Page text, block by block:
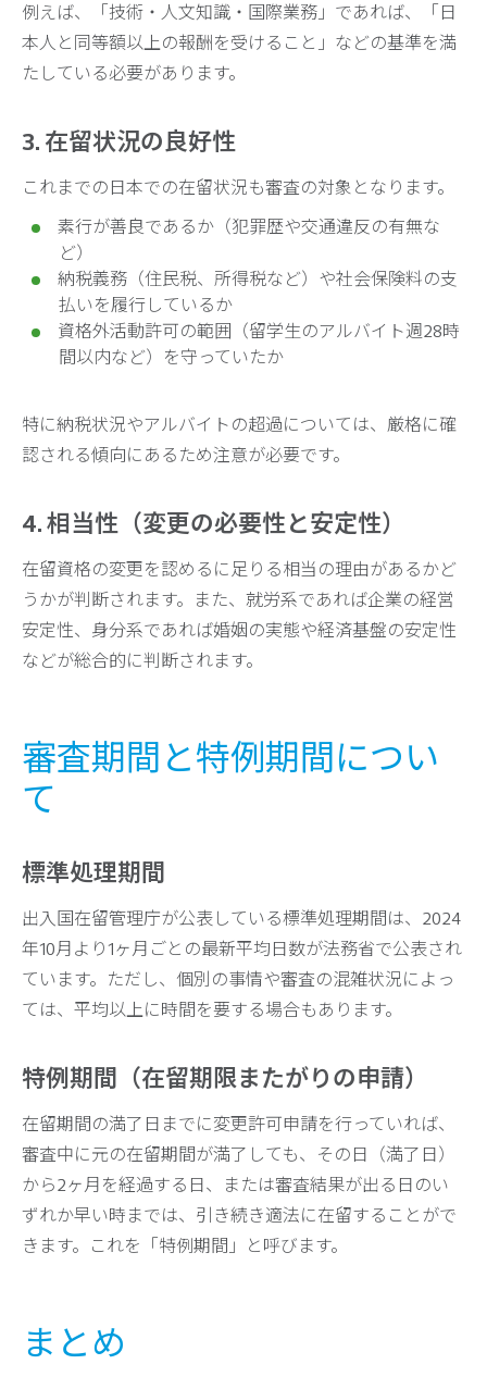
例えば、「技術・人文知識・国際業務」であれば、「日
本人と同等額以上の報酬を受けること」などの基準を満
たしている必要があります。
3. 在留状況の良好性
これまでの日本での在留状況も審査の対象となります。
素行が善良であるか（犯罪歴や交通違反の有無な
ど）
納税義務（住民税、所得税など）や社会保険料の支
払いを履行しているか
資格外活動許可の範囲（留学生のアルバイト週28時
間以内など）を守っていたか
特に納税状況やアルバイトの超過については、厳格に確
認される傾向にあるため注意が必要です。
4. 相当性（変更の必要性と安定性）
在留資格の変更を認めるに足りる相当の理由があるかど
うかが判断されます。また、就労系であれば企業の経営
安定性、身分系であれば婚姻の実態や経済基盤の安定性
などが総合的に判断されます。
審査期間と特例期間につい
て
標準処理期間
出入国在留管理庁が公表している標準処理期間は、2024
年10月より1ヶ月ごとの最新平均日数が法務省で公表され
ています。ただし、個別の事情や審査の混雑状況によっ
ては、平均以上に時間を要する場合もあります。
特例期間（在留期限またがりの申請）
在留期間の満了日までに変更許可申請を行っていれば、
審査中に元の在留期間が満了しても、その日（満了日）
から2ヶ月を経過する日、または審査結果が出る日のい
ずれか早い時までは、引き続き適法に在留することがで
きます。これを「特例期間」と呼びます。
まとめ